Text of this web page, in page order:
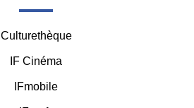
Culturethèque
IF Cinéma
IFmobile